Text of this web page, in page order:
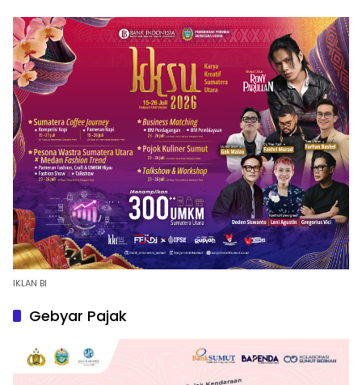
IKLAN BI
Gebyar Pajak